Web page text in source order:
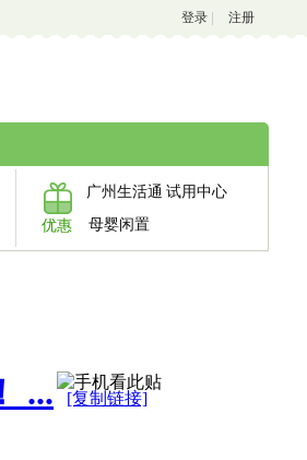
登录 注册
优惠
广州生活通 试用中心
母婴闲置
... [复制链接]